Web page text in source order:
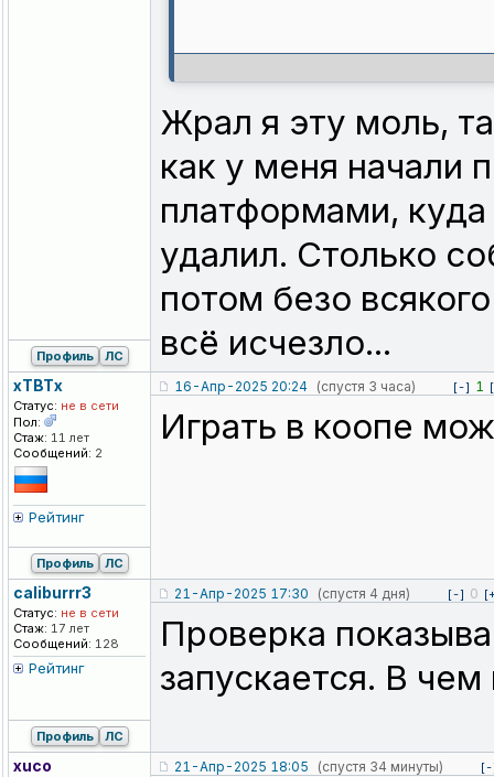
Жрал я эту моль,
как у меня начали
платформами,
удалил. Столько
потом безо
всё исчезло...
Профиль ЛС
xTBTx
Статус: не в сети
Пол:
Стаж: 11 лет
Сообщений: 2
Рейтинг
16-Апр-2025 20:24 (спустя 3 часа) [-] 1
Играть в коопе
Профиль ЛС
caliburrr3
Статус: не в сети
Стаж: 17 лет
Сообщений: 128
Рейтинг
21-Апр-2025 17:30 (спустя 4 дня) [-] 0
Проверка
запускается. В
Профиль ЛС
xuco 21-Апр-2025 18:05 (спустя 34 минуты)